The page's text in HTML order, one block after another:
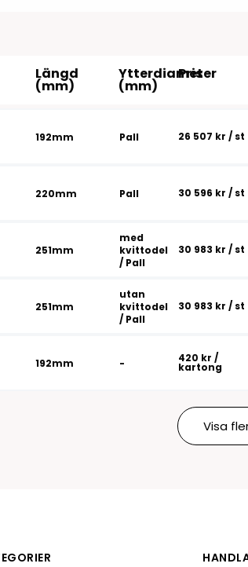
Längd
(mm)
Ytterdiameter
(mm)
Pris
192mm Pall 26 507 kr / st
220mm Pall 30 596 kr / st
251mm
med
kvittodel
/ Pall
30 983 kr / st
251mm
utan
kvittodel
/ Pall
30 983 kr / st
192mm - 420 kr /
kartong
Visa